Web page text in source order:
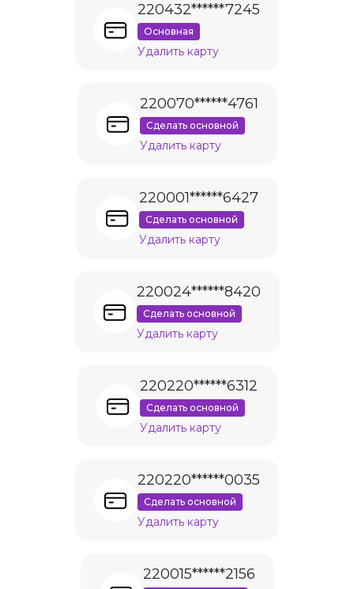
220432******7245
Основная
Удалить карту
220070******4761
Сделать основной
Удалить карту
220001******6427
Сделать основной
Удалить карту
220024******8420
Сделать основной
Удалить карту
220220******6312
Сделать основной
Удалить карту
220220******0035
Сделать основной
Удалить карту
220015******2156